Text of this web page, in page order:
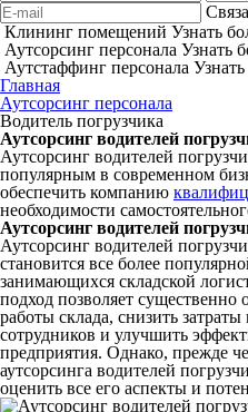
Клининг помещений Узнать
Аутсорсинг персонала Узнать
Аутстаффинг персонала
Главная
Аутсорсинг персонала
Водитель погрузчика
Аутсорсинг водителей
Аутсорсинг водителей
популярным в современном
обеспечить компанию
необходимости
Аутсорсинг водителей
Аутсорсинг водителей
становится все более
занимающихся складской
подход позволяет существенно
работы склада, снизить
сотрудников и улучшить
предприятия. Однако, прежде
аутсорсинга водителей
оценить все его аспекты и